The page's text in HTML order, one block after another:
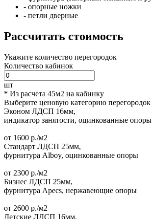
- опорные ножки
- петли дверные
Рассчитать стоимость
Укажите количество перегородок
Количество кабинок
шт
* Из расчета 45м2 на кабинку
Выберите ценовую категорию перегородок
Эконом ЛДСП 16мм,
индикатор занятости, оцинкованные опоры
от 1600 р./м2
Стандарт ЛДСП 25мм,
фурнитура Alboy, оцинкованные опоры
от 2300 р./м2
Бизнес ЛДСП 25мм,
фурнитура Apecs, нержавеющие опоры
от 2600 р./м2
Детские ЛДСП 16мм,